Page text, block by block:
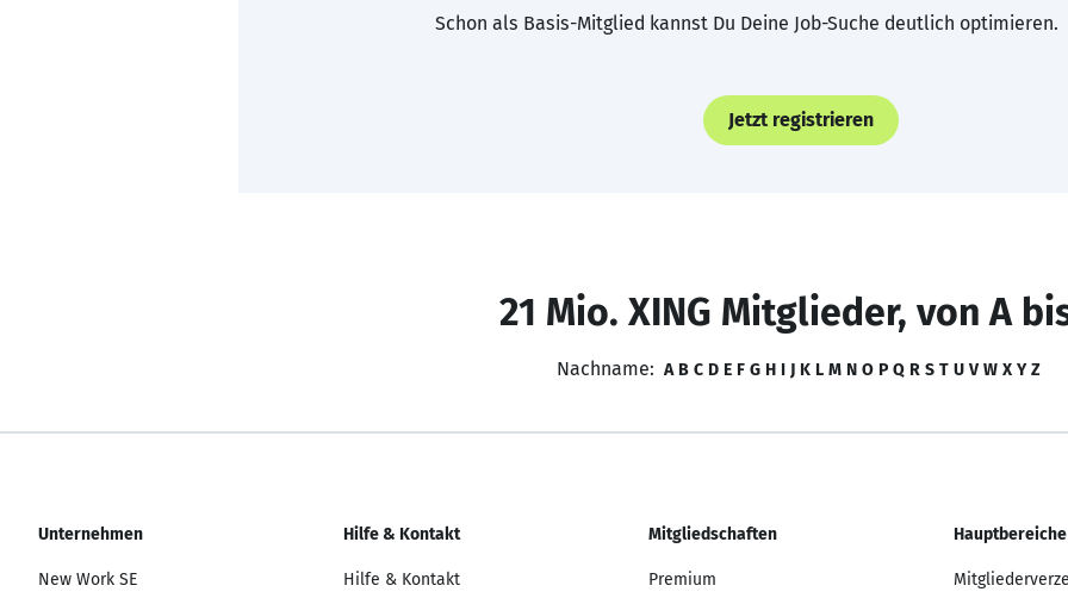
Schon als Basis-Mitglied kannst Du Deine Job-Suche deutlich optimieren.
Jetzt registrieren
21 Mio. XING Mitglieder, von A
Nachname: A B C D E F G H I J K L M N O P Q R S T U V W X Y Z
Unternehmen
New Work SE
Hilfe & Kontakt
Hilfe & Kontakt
Mitgliedschaften
Premium
Hauptbereiche